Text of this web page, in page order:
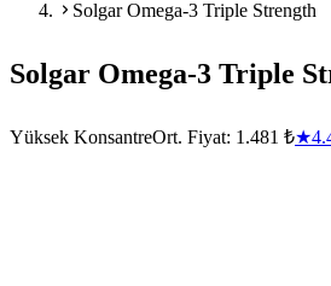
Solgar Omega-3 Triple Strength
Solgar Omega-3 Triple
Yüksek KonsantreOrt. Fiyat: 1.481 ₺★